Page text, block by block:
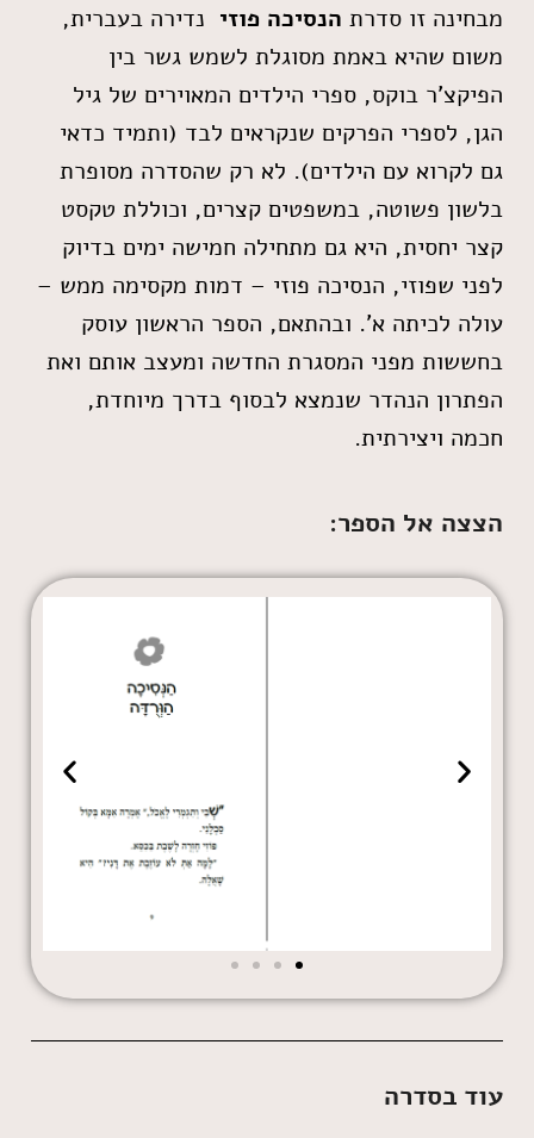
מבחינה זו סדרת הנסיכה פוזי נדירה בעברית,
משום שהיא באמת מסוגלת לשמש גשר בין
הפיקצ'ר בוקס, ספרי הילדים המאוירים של גיל
הגן, לספרי הפרקים שנקראים לבד (ותמיד כדאי
גם לקרוא עם הילדים). לא רק שהסדרה מסופרת
בלשון פשוטה, במשפטים קצרים, וכוללת טקסט
קצר יחסית, היא גם מתחילה חמישה ימים בדיוק
לפני שפוזי, הנסיכה פוזי – דמות מקסימה ממש –
עולה לכיתה א'. ובהתאם, הספר הראשון עוסק
בחששות מפני המסגרת החדשה ומעצב אותם ואת
הפתרון הנהדר שנמצא לבסוף בדרך מיוחדת,
חכמה ויצירתית.
הצצה אל הספר:
עוד בסדרה